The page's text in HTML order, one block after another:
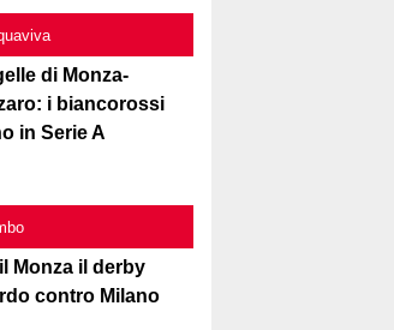
di Monza-
i biancorossi
in Serie A
Monza il derby
contro Milano